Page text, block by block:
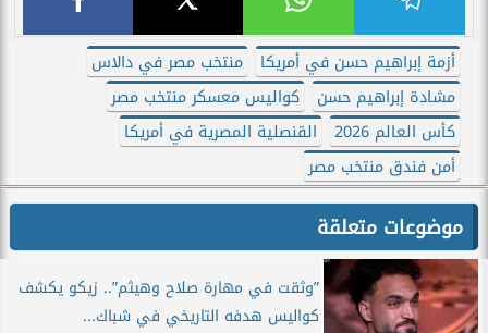
أزمة إبراهيم حسن في أمريكا
منتخب مصر في دالاس
مشادة إبراهيم حسن
كواليس معسكر منتخب مصر
كأس العالم 2026
القنصلية المصرية في أمريكا
أمن فندق منتخب مصر
موضوعات متعلقة
”وثقت في مهارة صلاح وهيثم”.. زيكو يكشف
كواليس هدفه التاريخي في شباك...